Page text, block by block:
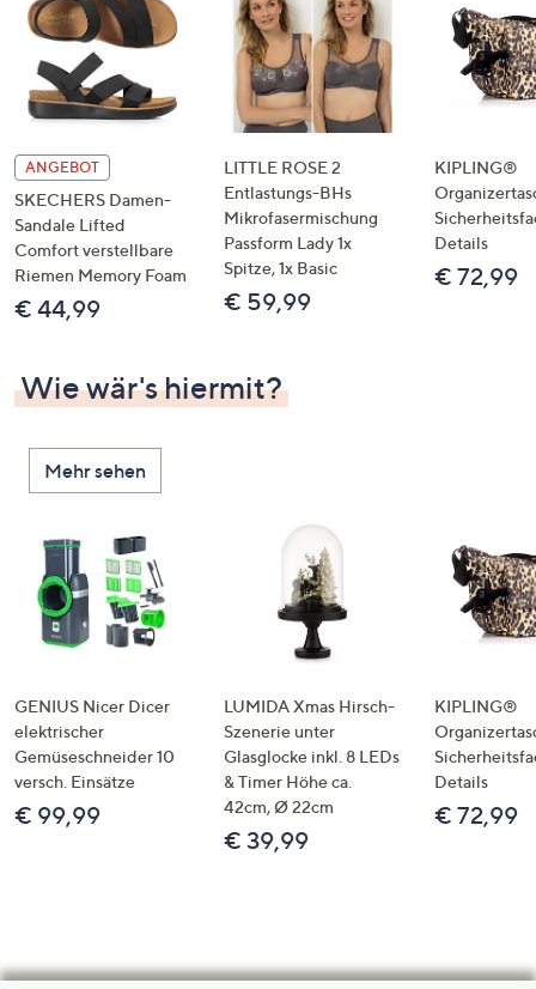
ANGEBOT
SKECHERS Damen-
Sandale Lifted
Comfort verstellbare
Riemen Memory Foam
€ 44,99
LITTLE ROSE 2
Entlastungs-BHs
Mikrofasermischung
Passform Lady 1x
Spitze, 1x Basic
€ 59,99
KIPLING®
Details
€ 72,99
Wie wär's hiermit?
Mehr sehen
GENIUS Nicer Dicer
elektrischer
Gemüseschneider 10
versch. Einsätze
€ 99,99
LUMIDA Xmas Hirsch-
Szenerie unter
Glasglocke inkl. 8 LEDs
& Timer Höhe ca.
42cm, Ø 22cm
€ 39,99
KIPLING®
Details
€ 72,99